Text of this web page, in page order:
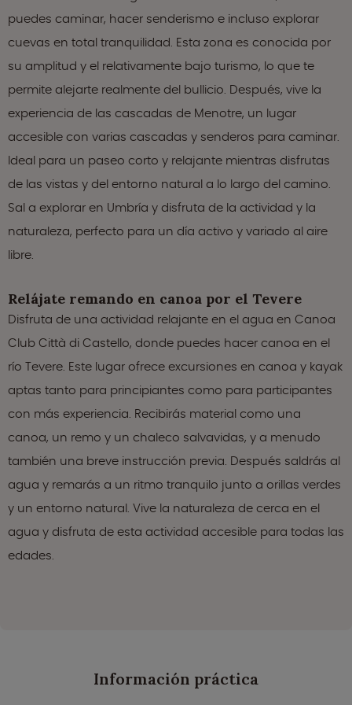
puedes caminar, hacer senderismo e incluso explorar
cuevas en total tranquilidad. Esta zona es conocida por
su amplitud y el relativamente bajo turismo, lo que te
permite alejarte realmente del bullicio. Después, vive la
experiencia de las cascadas de Menotre, un lugar
accesible con varias cascadas y senderos para caminar.
Ideal para un paseo corto y relajante mientras disfrutas
de las vistas y del entorno natural a lo largo del camino.
Sal a explorar en Umbría y disfruta de la actividad y la
naturaleza, perfecto para un día activo y variado al aire
libre.
Relájate remando en canoa por el Tevere
Disfruta de una actividad relajante en el agua en Canoa
Club Città di Castello, donde puedes hacer canoa en el
río Tevere. Este lugar ofrece excursiones en canoa y kayak
aptas tanto para principiantes como para participantes
con más experiencia. Recibirás material como una
canoa, un remo y un chaleco salvavidas, y a menudo
también una breve instrucción previa. Después saldrás al
agua y remarás a un ritmo tranquilo junto a orillas verdes
y un entorno natural. Vive la naturaleza de cerca en el
agua y disfruta de esta actividad accesible para todas las
edades.
Información práctica